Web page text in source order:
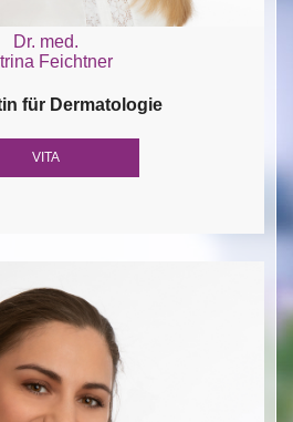
Dr. med.
Feichtner
für Dermatologie
VITA